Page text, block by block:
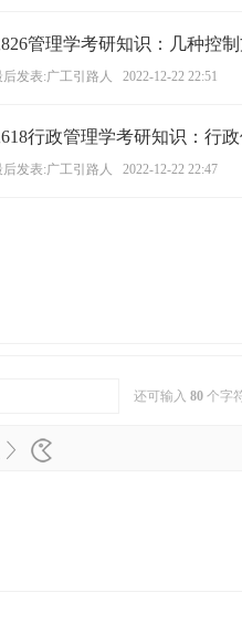
826管理学考研知识：几种控
后发表:广工引路人 2022-12-22 22:51
618行政管理学考研知识：行
后发表:广工引路人 2022-12-22 22:47
还可输入 80 个字